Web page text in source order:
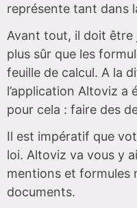
représente tant dans
Avant tout, il doit être
plus sûr que les
feuille de calcul. A la
l’application Altoviz a
pour cela : faire des
Il est impératif que
loi. Altoviz va vous y
mentions et formules
documents.